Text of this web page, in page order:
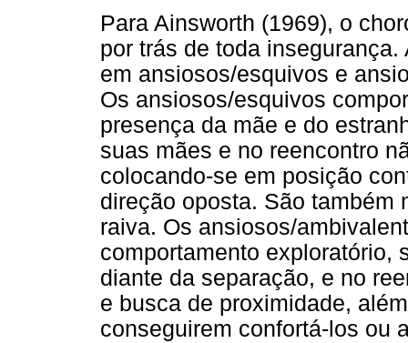
Para Ainsworth (1969), o
por trás de toda
em ansiosos/esquivos e
Os ansiosos/esquivos
presença da mãe e do
suas mães e no reencontro
colocando-se em posição
direção oposta. São também
raiva. Os ansiosos/
comportamento exploratório,
diante da separação, e no
e busca de proximidade,
conseguirem confortá-los ou